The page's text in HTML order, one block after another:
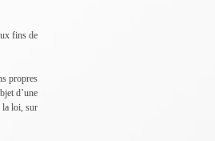
fins de
propres
d’une
la loi, sur